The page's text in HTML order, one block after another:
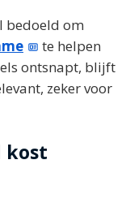
bedoeld om
te helpen
ontsnapt, blijft
zeker voor
kost